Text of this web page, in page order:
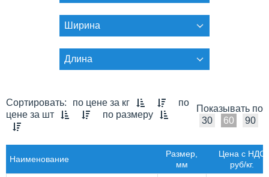
Ширина
Длина
Сортировать: по цене за кг
по
цене за шт
по размеру
Показывать по
30
60 90
Наименование
Размер,
мм
Цена с НДС
руб/кг.